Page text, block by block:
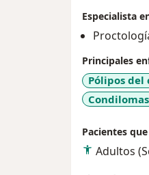
abarca el
ano, cáncer
intestinal.
El enfoque
alta calidad
y
empatía con
Especialista
Principales
Pólipos del
Pacientes
Adultos